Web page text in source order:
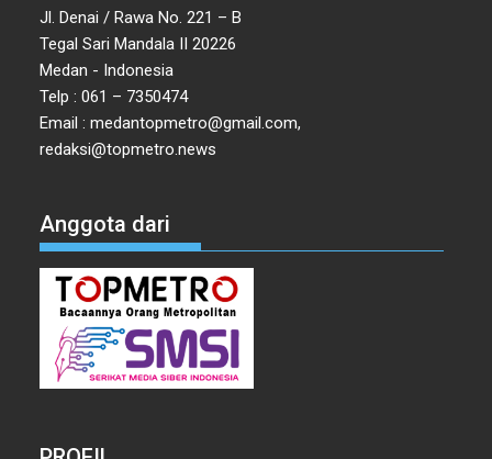
Jl. Denai / Rawa No. 221 – B
Tegal Sari Mandala II 20226
Medan - Indonesia
Telp : 061 – 7350474
Email : medantopmetro@gmail.com,
redaksi@topmetro.news
Anggota dari